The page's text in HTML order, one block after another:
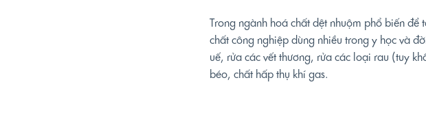
Trong ngành hoá chất dệt nhuộm phổ biến
chất công nghiệp dùng nhiều trong y học và
uế, rửa các vết thương, rửa các loại rau (tuy
béo, chất hấp thụ khí gas.